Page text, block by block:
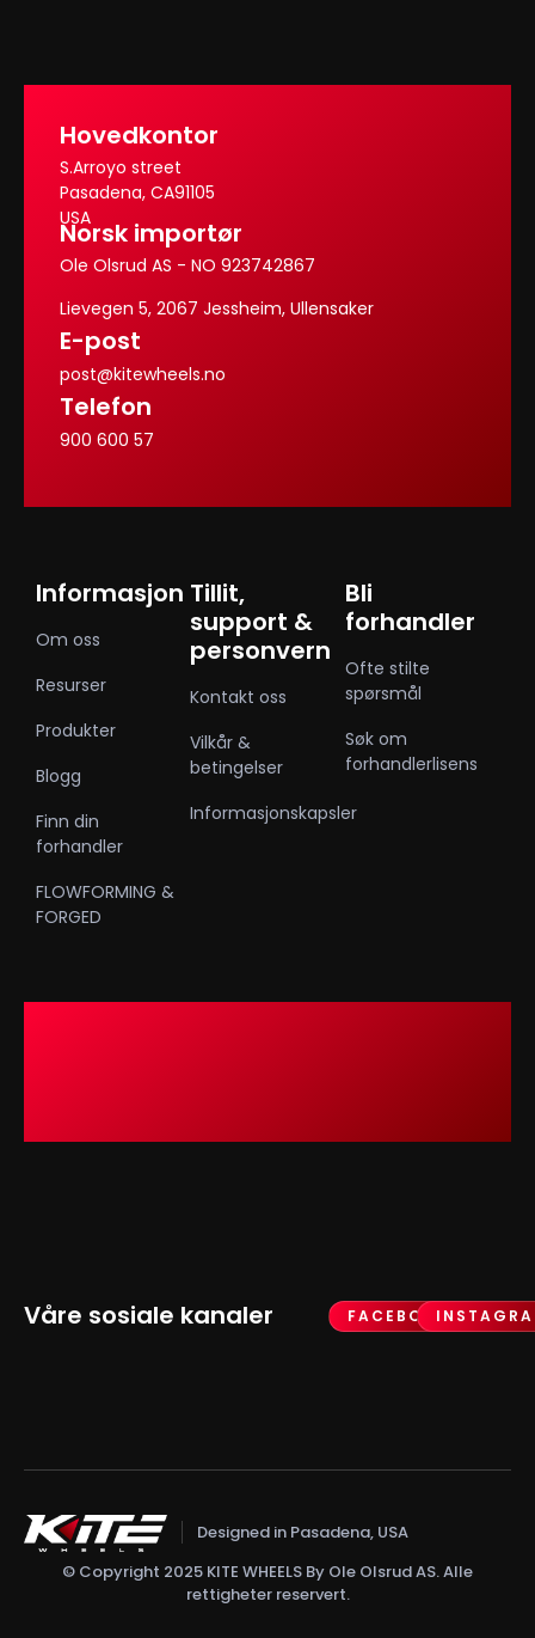
Hovedkontor
S.Arroyo street
Pasadena, CA91105
USA
Norsk importør
Ole Olsrud AS - NO 923742867
Lievegen 5, 2067 Jessheim, Ullensaker
E-post
post@kitewheels.no
Telefon
900 600 57
Informasjon
Om oss
Resurser
Produkter
Blogg
Finn din
forhandler
FLOWFORMING &
FORGED
Tillit,
support &
personvern
Kontakt oss
Vilkår &
betingelser
Informasjonskapsler
Bli
forhandler
Ofte stilte
spørsmål
Søk om
forhandlerlisens
Våre sosiale kanaler FACEBOOK
Designed in Pasadena, USA
© Copyright 2025 KITE WHEELS By Ole Olsrud AS. Alle
rettigheter reservert.